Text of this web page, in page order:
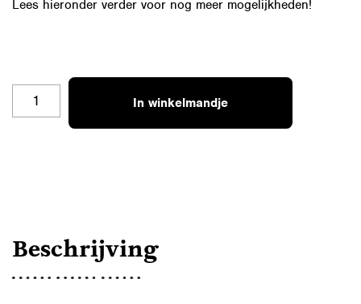
Lees hieronder verder voor nog meer mogelijkheden!
In winkelmandje
Beschrijving